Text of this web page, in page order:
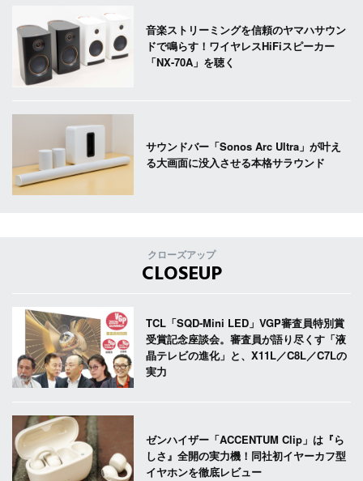
音楽ストリーミングを信頼のヤマハサウン
ドで鳴らす！ワイヤレスHiFiスピーカー
「NX-70A」を聴く
サウンドバー「Sonos Arc Ultra」が叶え
る大画面に没入させる本格サラウンド
クローズアップ
CLOSEUP
TCL「SQD-Mini LED」VGP審査員特別賞
受賞記念座談会。審査員が語り尽くす「液
晶テレビの進化」と、X11L／C8L／C7Lの
実力
ゼンハイザー「ACCENTUM Clip」は『ら
しさ』全開の実力機！同社初イヤーカフ型
イヤホンを徹底レビュー